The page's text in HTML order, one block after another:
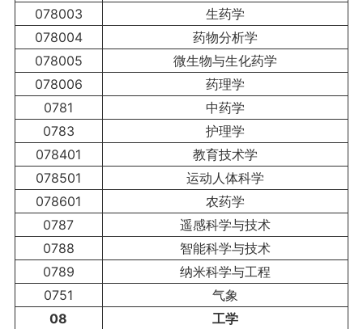
078003
生药学
078004
药物分析学
078005
微生物与生化药学
078006
药理学
0781
中药学
0783
护理学
078401
教育技术学
078501
运动人体科学
078601
农药学
0787
遥感科学与技术
0788
智能科学与技术
0789
纳米科学与工程
0751
气象
08
工学